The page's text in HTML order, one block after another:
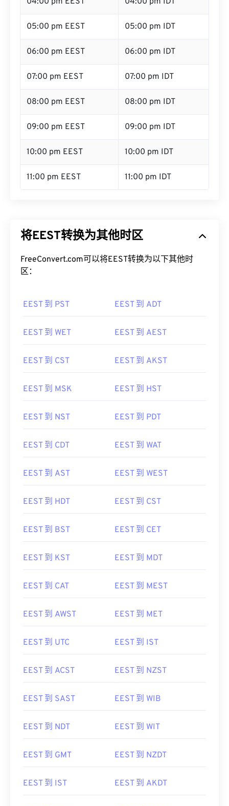
05:00 pm EEST 05:00 pm IDT
06:00 pm EEST 06:00 pm IDT
07:00 pm EEST 07:00 pm IDT
08:00 pm EEST 08:00 pm IDT
09:00 pm EEST 09:00 pm IDT
10:00 pm EEST 10:00 pm IDT
11:00 pm EEST 11:00 pm IDT
将EEST转换为其他时区
FreeConvert.com可以将EEST转换为以下其他时
区：
EEST 到 PST EEST 到 ADT
EEST 到 WET EEST 到 AEST
EEST 到 CST EEST 到 AKST
EEST 到 MSK EEST 到 HST
EEST 到 NST EEST 到 PDT
EEST 到 CDT EEST 到 WAT
EEST 到 AST EEST 到 WEST
EEST 到 HDT EEST 到 CST
EEST 到 BST EEST 到 CET
EEST 到 KST EEST 到 MDT
EEST 到 CAT EEST 到 MEST
EEST 到 AWST EEST 到 MET
EEST 到 UTC EEST 到 IST
EEST 到 ACST EEST 到 NZST
EEST 到 SAST EEST 到 WIB
EEST 到 NDT EEST 到 WIT
EEST 到 GMT EEST 到 NZDT
EEST 到 IST EEST 到 AKDT